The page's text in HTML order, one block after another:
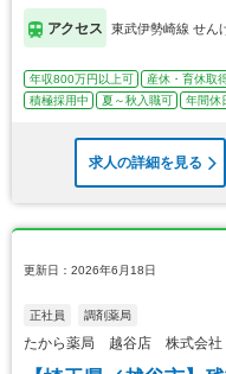
アクセス 東武伊勢崎線 せん
年収800万円以上可 産休・育休取
積極採用中
夏～秋入職可 年間休
求人の詳細を見る
更新日：2026年6月18日
正社員 調剤薬局
たから薬局 越谷店 株式会社